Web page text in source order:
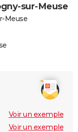
sur-Meuse
Meuse
Voir un exemple
Voir un exemple